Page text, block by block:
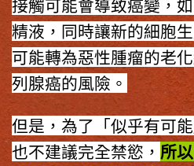
接觸可能會導致癌變，
精液，同時讓新的細胞
可能轉為惡性腫瘤的老
列腺癌的風險。
但是，為了「似乎有可
也不建議完全禁慾， 所